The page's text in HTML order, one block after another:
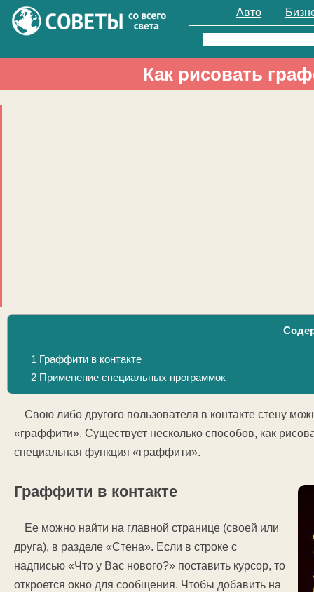
Авто
Найти:
Как рисовать
1 Граффити в контакте
2Применение специальных программок
Свою либо другого пользователя в контакте стену
«граффити». Существует несколько способов, как
специальная функция «граффити».
Граффити в контакте
Ее можно найти на главной странице (своей или
друга), в разделе «Стена». Если в строке с
надписью «Что у Вас нового?» поставить курсор, то
откроется окно для сообщения. Чтобы добавить на